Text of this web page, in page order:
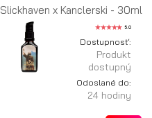
Slickhaven x Kanclerski - 30ml
5.0
Dostupnosť:
Produkt
dostupný
Odoslané do:
24 hodiny